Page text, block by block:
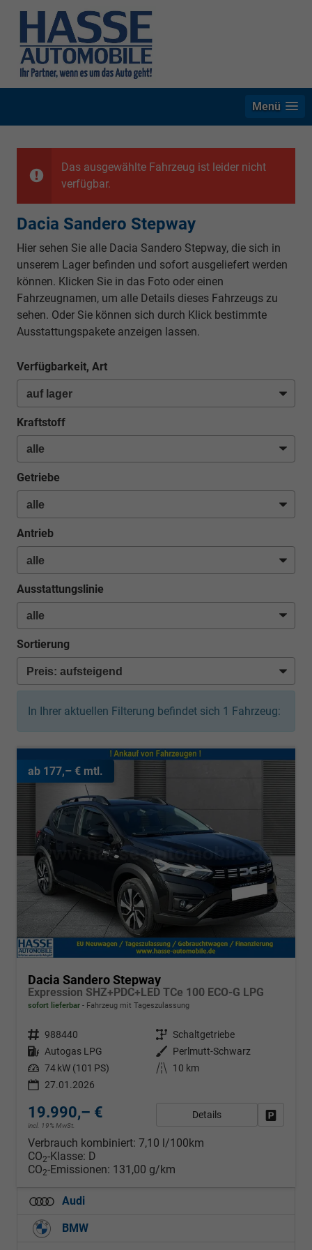
Menü
Das ausgewählte Fahrzeug ist leider nicht
verfügbar.
Dacia Sandero Stepway
Hier sehen Sie alle Dacia Sandero Stepway, die sich in
unserem Lager befinden und sofort ausgeliefert werden
können. Klicken Sie in das Foto oder einen
Fahrzeugnamen, um alle Details dieses Fahrzeugs zu
sehen. Oder Sie können sich durch Klick bestimmte
Ausstattungspakete anzeigen lassen.
Verfügbarkeit, Art
Kraftstoff
Getriebe
Antrieb
Ausstattungslinie
Sortierung
In Ihrer aktuellen Filterung befindet sich 1 Fahrzeug:
ab 177,– € mtl.
Dacia Sandero Stepway
Expression SHZ+PDC+LED TCe 100 ECO-G LPG
sofort lieferbar Fahrzeug mit Tageszulassung
Fahrzeugnr. 988440 Getriebe Schaltgetriebe
Kraftstoff Autogas LPG Außenfarbe
Perlmutt-Schwarz
Leistung 74 kW (101 PS) Kilometerstand
10 km
27.01.2026
19.990,– €
incl. 19% MwSt.
Details
Verbrauch kombiniert: 7,10 l/100km
CO2-Klasse: D
CO2-Emissionen: 131,00 g/km
Audi
BMW